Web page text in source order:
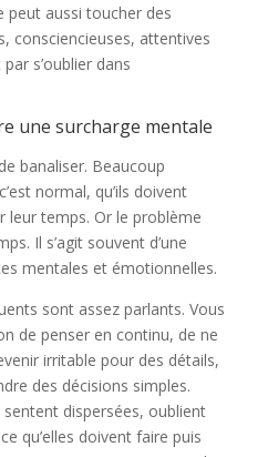
peut aussi toucher des
consciencieuses, attentives
s’oublier dans
une surcharge mentale
banaliser. Beaucoup
normal, qu’ils doivent
leur temps. Or le problème
Il s’agit souvent d’une
mentales et émotionnelles.
sont assez parlants. Vous
de penser en continu, de ne
irritable pour des détails,
des décisions simples.
dispersées, oublient
qu’elles doivent faire puis